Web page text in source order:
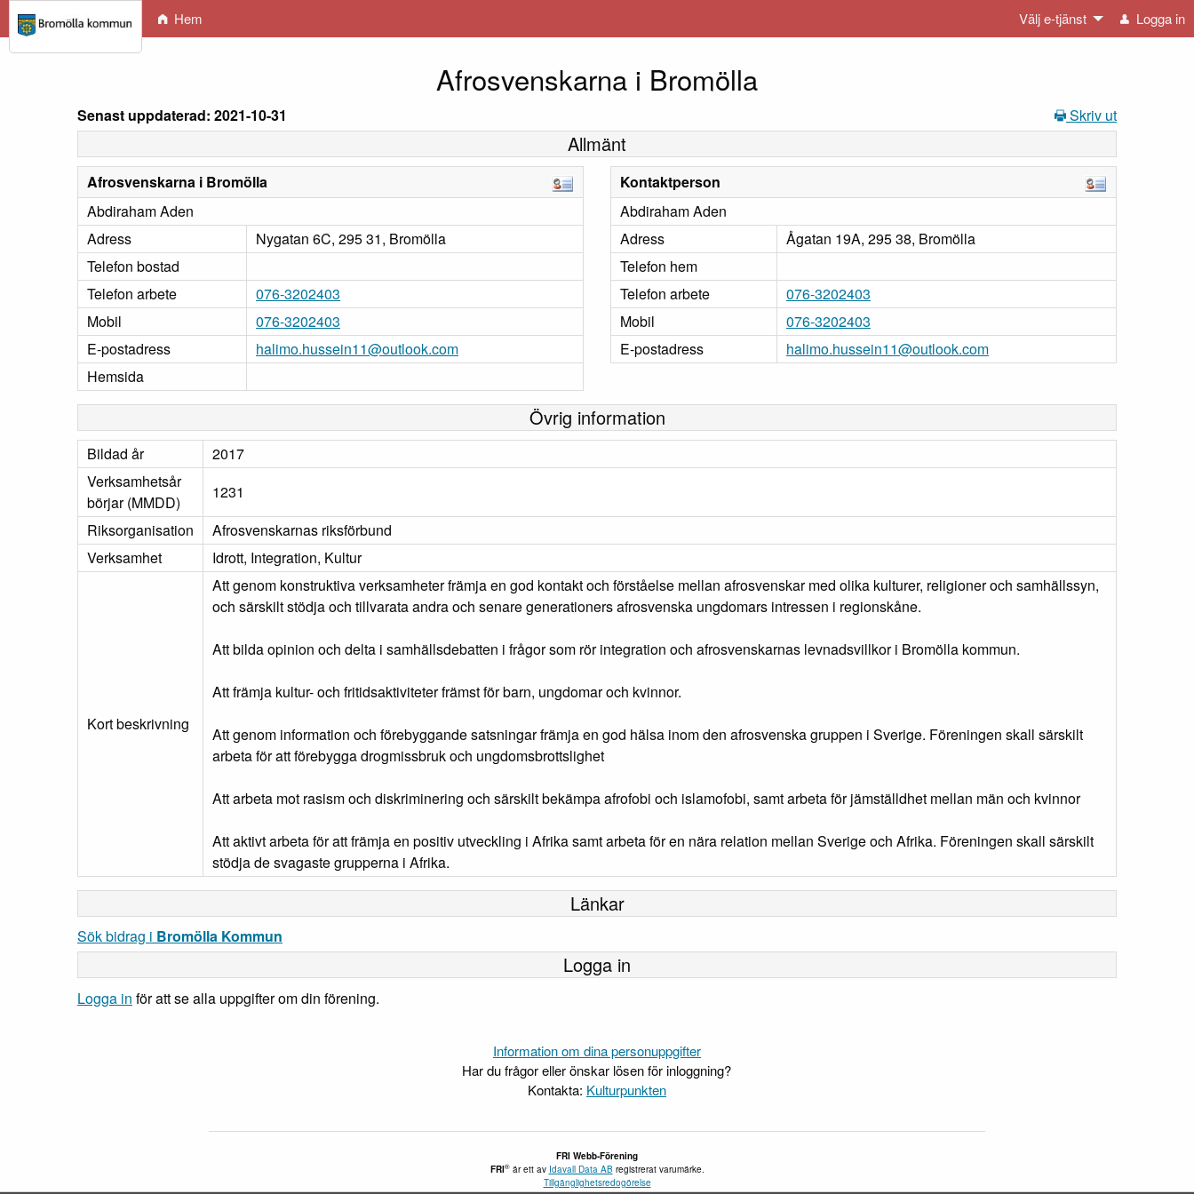
Hem Välj e-tjänst Logga in
Afrosvenskarna i Bromölla
Senast uppdaterad: 2021-10-31 Skriv ut
Allmänt
Afrosvenskarna i Bromölla
Abdiraham Aden
Adress
Nygatan 6C, 295 31, Bromölla
Telefon bostad
Telefon arbete
076-3202403
Mobil
076-3202403
E-postadress
halimo.hussein11@outlook.com
Hemsida
Kontaktperson
Abdiraham Aden
Adress
Ågatan 19A, 295 38, Bromölla
Telefon hem
Telefon arbete
076-3202403
Mobil
076-3202403
E-postadress
halimo.hussein11@outlook.com
Övrig information
Bildad år
2017
Verksamhetsår
börjar (MMDD)
1231
Riksorganisation
Afrosvenskarnas riksförbund
Verksamhet
Idrott, Integration, Kultur
Kort beskrivning
Att genom konstruktiva verksamheter främja en god kontakt och förståelse mellan afrosvenskar med olika kulturer, religioner och samhällssyn,
och särskilt stödja och tillvarata andra och senare generationers afrosvenska ungdomars intressen i regionskåne.
Att bilda opinion och delta i samhällsdebatten i frågor som rör integration och afrosvenskarnas levnadsvillkor i Bromölla kommun.
Att främja kultur- och fritidsaktiviteter främst för barn, ungdomar och kvinnor.
Att genom information och förebyggande satsningar främja en god hälsa inom den afrosvenska gruppen i Sverige. Föreningen skall särskilt
arbeta för att förebygga drogmissbruk och ungdomsbrottslighet
Att arbeta mot rasism och diskriminering och särskilt bekämpa afrofobi och islamofobi, samt arbeta för jämställdhet mellan män och kvinnor
Att aktivt arbeta för att främja en positiv utveckling i Afrika samt arbeta för en nära relation mellan Sverige och Afrika. Föreningen skall särskilt
stödja de svagaste grupperna i Afrika.
Länkar
Sök bidrag i Bromölla Kommun
Logga in
Logga in för att se alla uppgifter om din förening.
Information om dina personuppgifter
Har du frågor eller önskar lösen för inloggning?
Kontakta: Kulturpunkten
FRI Webb-Förening
FRI®är ett av Idavall Data AB registrerat varumärke.
Tillgänglighetsredogörelse